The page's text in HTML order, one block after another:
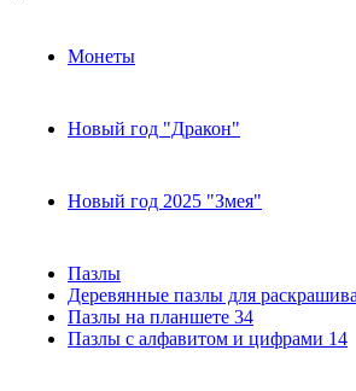
Монеты
Новый год "Дракон"
Новый год 2025 "Змея"
Пазлы
Деревянные пазлы для
Пазлы на планшете 34
Пазлы с алфавитом и цифрами 14